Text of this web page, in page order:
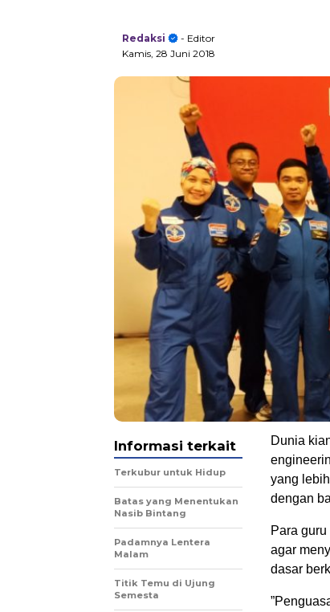
Redaksi
- Editor
Kamis, 28 Juni 2018
Dunia
yang
dengan
Para
agar
dasar
Informasi terkait
Terkubur untuk Hidup
Batas yang Menentukan
Nasib Bintang
Padamnya Lentera
Malam
Titik Temu di Ujung
Semesta